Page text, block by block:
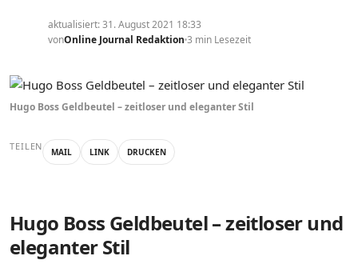
aktualisiert: 31. August 2021 18:33
vonOnline Journal Redaktion 3 min Lesezeit
Hugo Boss Geldbeutel – zeitloser und eleganter Stil
TEILEN MAIL LINK DRUCKEN
Hugo Boss Geldbeutel – zeitloser und
eleganter Stil